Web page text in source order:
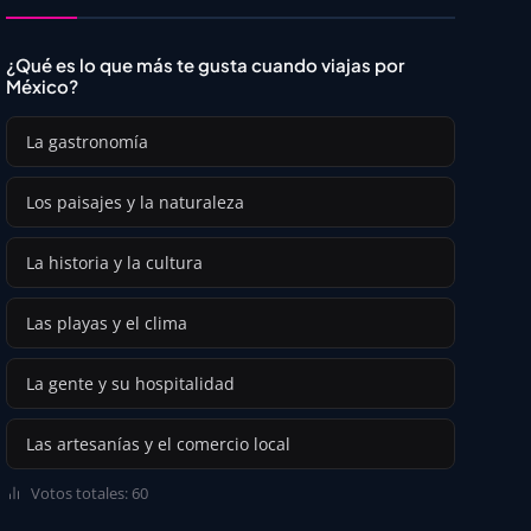
¿Qué es lo que más te gusta cuando viajas por
México?
La gastronomía
Los paisajes y la naturaleza
La historia y la cultura
Las playas y el clima
La gente y su hospitalidad
Las artesanías y el comercio local
Votos totales: 60